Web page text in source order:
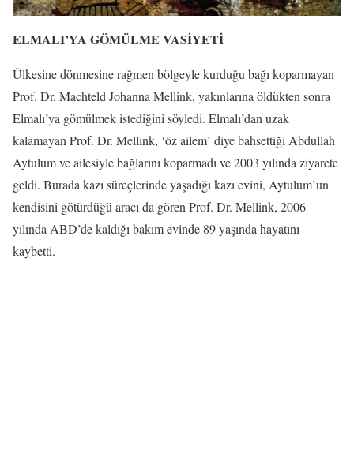
ELMALI’YA GÖMÜLME VASİYETİ
Ülkesine dönmesine rağmen bölgeyle kurduğu bağı koparmayan
Prof. Dr. Machteld Johanna Mellink, yakınlarına öldükten sonra
Elmalı’ya gömülmek istediğini söyledi. Elmalı’dan uzak
kalamayan Prof. Dr. Mellink, ‘öz ailem’ diye bahsettiği Abdullah
Aytulum ve ailesiyle bağlarını koparmadı ve 2003 yılında ziyarete
geldi. Burada kazı süreçlerinde yaşadığı kazı evini, Aytulum’un
kendisini götürdüğü aracı da gören Prof. Dr. Mellink, 2006
yılında ABD’de kaldığı bakım evinde 89 yaşında hayatını
kaybetti.